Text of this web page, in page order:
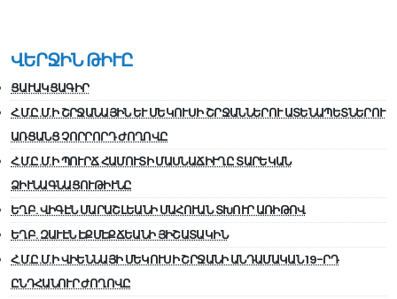
ՎԵՐՋԻՆ ԹԻՒԸ
ՑԱՒԱԿՑԱԳԻՐ
Հ.Մ.Ը.Մ.Ի ՇՐՋԱՆԱՅԻՆ ԵՒ ՄԵԿՈՒՍԻ ՇՐՋԱՆՆԵՐՈՒ ԱՏԵՆԱՊԵՏՆԵՐՈՒ
ԱՌՑԱՆՑ ՉՈՐՐՈՐԴ ԺՈՂՈՎԸ
Հ.Մ.Ը.Մ.Ի ՊՈՒՐՃ ՀԱՄՈՒՏԻ ՄԱՍՆԱՃԻՒՂԸ ՏԱՐԵԿԱՆ
ՁԻՒՆԱԳՆԱՑՈՒԹԻՒՆԸ
ԵՂԲ. ՎԻԳԷՆ ՄԱՐԱՇԼԵԱՆԻ ՄԱՀՈՒԱՆ ՏԽՈՒՐ ԱՌԻԹՈՎ
ԵՂԲ. ԶԱՒԷՆ ԷՔՄԷՔՃԵԱՆԻ ՅԻՇԱՏԱԿԻՆ
Հ.Մ.Ը.Մ.Ի ՎԻԵՆՆԱՅԻ ՄԵԿՈՒՍԻ ՇՐՋԱՆԻ ԱՆԴԱՄԱԿԱՆ 19-ՐԴ
ԸՆԴՀԱՆՈՒՐ ԺՈՂՈՎԸ